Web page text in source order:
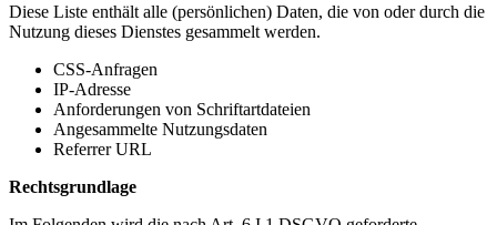
Diese Liste enthält alle (persönlichen) Daten, die von oder durch die
Nutzung dieses Dienstes gesammelt werden.
CSS-Anfragen
IP-Adresse
Anforderungen von Schriftartdateien
Angesammelte Nutzungsdaten
Referrer URL
Rechtsgrundlage